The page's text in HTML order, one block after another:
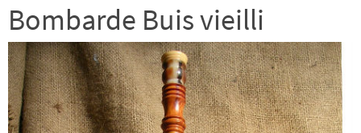
Bombarde Buis vieilli